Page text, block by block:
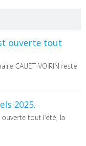
ouverte tout
CAUET-VOIRIN reste
2025.
tout l'été, la